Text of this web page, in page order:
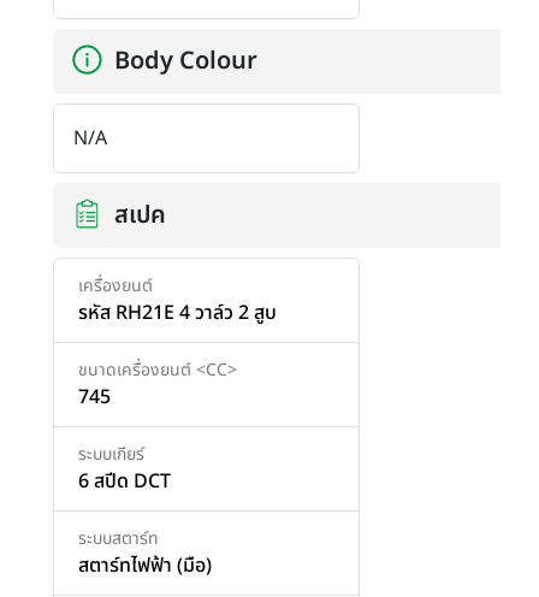
Body Colour
N/A
สเปค
เครื่องยนต์
รหัส RH21E 4 วาล์ว 2 สูบ
ขนาดเครื่องยนต์ <CC>
745
ระบบเกียร์
6 สปีด DCT
ระบบสตาร์ท
สตาร์ทไฟฟ้า (มือ)